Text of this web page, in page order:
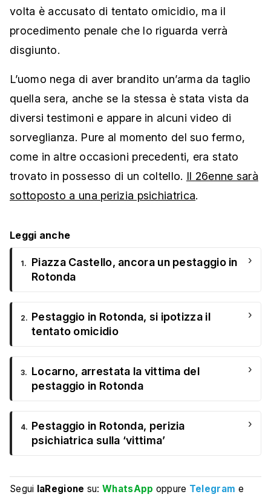
volta è accusato di tentato omicidio, ma il
procedimento penale che lo riguarda verrà
disgiunto.
L’uomo nega di aver brandito un’arma da taglio
quella sera, anche se la stessa è stata vista da
diversi testimoni e appare in alcuni video di
sorveglianza. Pure al momento del suo fermo,
come in altre occasioni precedenti, era stato
trovato in possesso di un coltello. Il 26enne sarà
sottoposto a una perizia psichiatrica.
Leggi anche
1.
Piazza Castello, ancora un pestaggio in
Rotonda
›
2. Pestaggio in Rotonda, si ipotizza il
tentato omicidio
›
3. Locarno, arrestata la vittima del
pestaggio in Rotonda
›
4. Pestaggio in Rotonda, perizia
psichiatrica sulla ‘vittima’
›
Segui laRegione su:WhatsApp oppure Telegram e